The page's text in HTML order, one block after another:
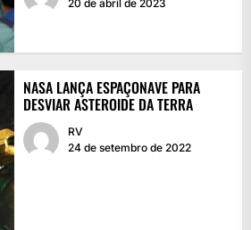
20 de abril de 2023
NASA LANÇA ESPAÇONAVE PARA
DESVIAR ASTEROIDE DA TERRA
RV
24 de setembro de 2022